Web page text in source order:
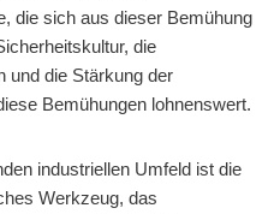
die sich aus dieser Bemühung
die
und die Stärkung der
Bemühungen lohnenswert.
industriellen Umfeld ist die
Werkzeug, das